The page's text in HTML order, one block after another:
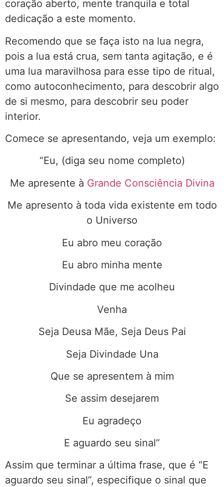
coração aberto, mente tranquila e total
dedicação a este momento.
Recomendo que se faça isto na lua negra,
pois a lua está crua, sem tanta agitação, e é
uma lua maravilhosa para esse tipo de ritual,
como autoconhecimento, para descobrir algo
de si mesmo, para descobrir seu poder
interior.
Comece se apresentando, veja um exemplo:
“Eu, (diga seu nome completo)
Me apresente à Grande Consciência Divina
Me apresento à toda vida existente em todo
o Universo
Eu abro meu coração
Eu abro minha mente
Divindade que me acolheu
Venha
Seja Deusa Mãe, Seja Deus Pai
Seja Divindade Una
Que se apresentem à mim
Se assim desejarem
Eu agradeço
E aguardo seu sinal”
Assim que terminar a última frase, que é “E
aguardo seu sinal”, especifique o sinal que